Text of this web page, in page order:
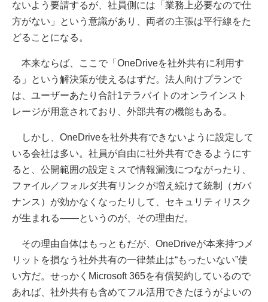
ないよう要請するが、社員側には「業務上必要なので仕
方がない」という意識があり、両者の主張は平行線をた
どることになる。
本来ならば、ここで「OneDriveを社外共有に利用す
る」という解決策が使えるはずだ。法人向けプランで
は、ユーザーあたり合計1テラバイトのオンラインスト
レージが用意されており、外部共有の機能もある。
しかし、OneDriveを社外共有できないように設定して
いる会社は多い。社員が自由に社外共有できるようにす
ると、公開範囲の設定ミスで情報漏洩につながったり、
ファイル／フォルダ共有リンクが増え続けて統制（ガバ
ナンス）が効かなくなったりして、セキュリティリスク
が生まれる――というのが、その理由だ。
その理由自体はもっともだが、OneDriveが本来持つメ
リットを損なう社外共有の一律禁止は“もったいない”使
い方だ。せっかくMicrosoft 365を有償契約しているので
あれば、社外共有も含めてフル活用できたほうがよいの